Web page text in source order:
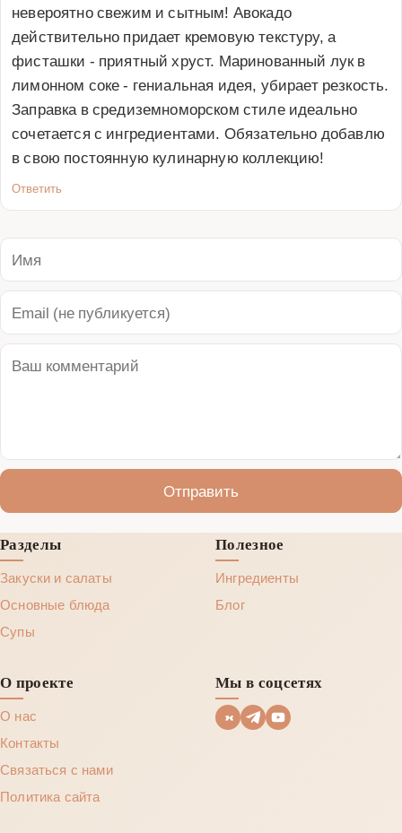
невероятно свежим и сытным! Авокадо
действительно придает кремовую текстуру, а
фисташки - приятный хруст. Маринованный лук в
лимонном соке - гениальная идея, убирает резкость.
Заправка в средиземноморском стиле идеально
сочетается с ингредиентами. Обязательно добавлю
в свою постоянную кулинарную коллекцию!
Ответить
Отправить
Разделы
Закуски и салаты
Основные блюда
Супы
Полезное
Ингредиенты
Блог
О проекте
О нас
Контакты
Связаться с нами
Политика сайта
Мы в соцсетях